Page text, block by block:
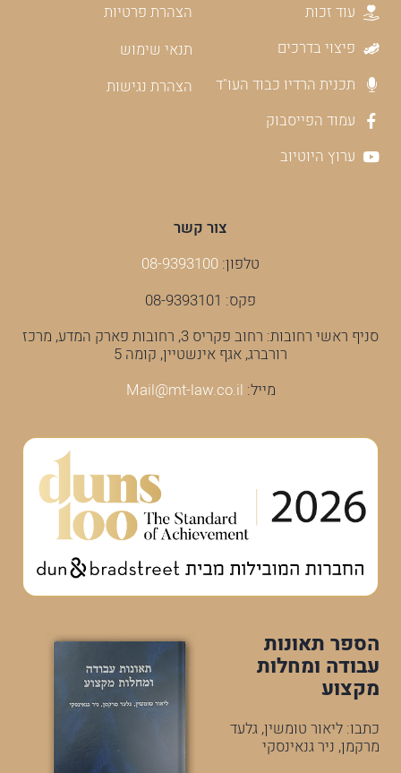
עוד זכות
פיצוי בדרכים
תכנית הרדיו כבוד העו"ד
עמוד הפייסבוק
ערוץ היוטיוב
הצהרת פרטיות
תנאי שימוש
הצהרת נגישות
צור קשר
טלפון: 08-9393100
פקס: 08-9393101
סניף ראשי רחובות: רחוב פקריס 3, רחובות פארק המדע, מרכז
רורברג, אגף אינשטיין, קומה 5
מייל: Mail@mt-law.co.il
הספר תאונות
עבודה ומחלות
מקצוע
כתבו: ליאור טומשין, גלעד
מרקמן, ניר גנאינסקי